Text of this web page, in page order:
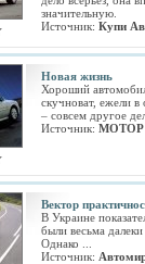
значительную.
Источник: Купи
Новая жизнь
Хороший
скучноват, ежели
– совсем другое
Источник: МОТОР
Вектор
В Украине
были весьма
Однако ...
Источник: